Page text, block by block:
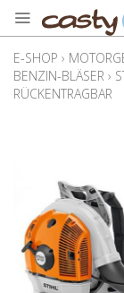
E-SHOP ›
BENZIN-BLÄSER ›
RÜCKENTRAGBAR